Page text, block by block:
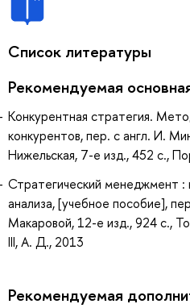
Список литературы
Рекомендуемая
Конкурентная стратегия.
конкурентов, пер. с англ. И.
Нижельская, 7-е изд., 452 с.,
Стратегический менеджмент :
анализа, [учебное пособие],
Макаровой, 12-е изд., 924 с.,
III, А. Д., 2013
Рекомендуемая